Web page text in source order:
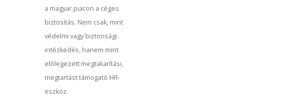
a magyar piacon a céges
biztosítás. Nem csak, mint
védelmi vagy biztonsági
intézkedés, hanem mint
előlegezett megtakarítási,
megtartást támogató HR-
eszköz.